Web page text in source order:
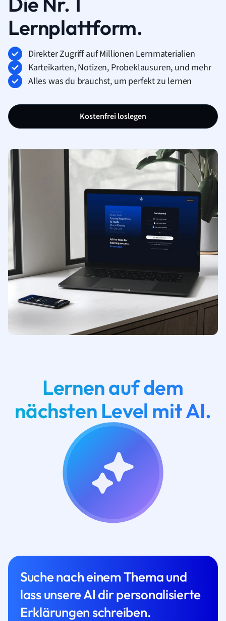
Lernplattform.
Direkter Zugriff auf Millionen Lernmaterialien
Karteikarten, Notizen, Probeklausuren, und mehr
Alles was du brauchst, um perfekt zu lernen
Kostenfrei loslegen
Lernen auf dem
nächsten Level mit AI.
Suche nach einem Thema und
lass unsere AI dir personalisierte
Erklärungen schreiben.